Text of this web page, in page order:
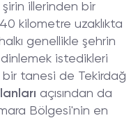
illerinden bir
kilometre uzaklıkta
genellikle şehrin
istedikleri
tanesi de Tekirdağ
açısından da
Bölgesi'nin en